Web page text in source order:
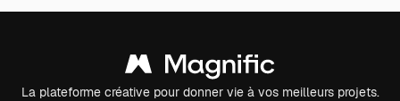
La plateforme créative pour donner vie à vos meilleurs projets.